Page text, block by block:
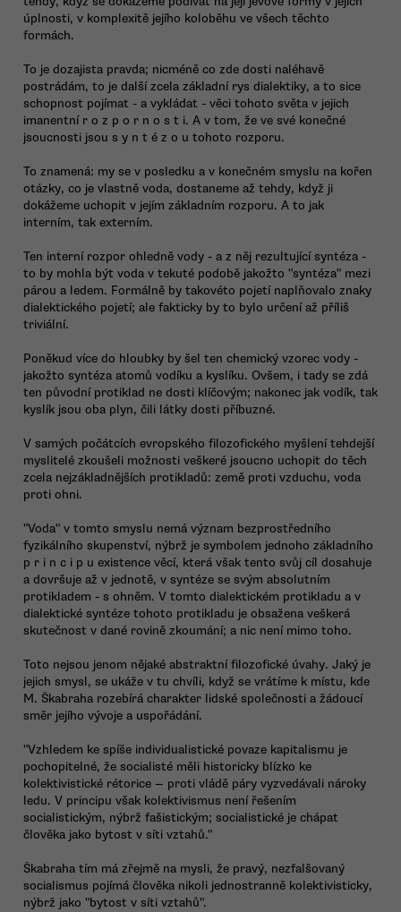
úplnosti, v komplexitě jejího koloběhu ve všech těchto
formách.
To je dozajista pravda; nicméně co zde dosti naléhavě
postrádám, to je další zcela základní rys dialektiky, a to sice
schopnost pojímat - a vykládat - věci tohoto světa v jejich
imanentní r o z p o r n o s t i. A v tom, že ve své konečné
jsoucnosti jsou s y n t é z o u tohoto rozporu.
To znamená: my se v posledku a v konečném smyslu na kořen
otázky, co je vlastně voda, dostaneme až tehdy, když ji
dokážeme uchopit v jejím základním rozporu. A to jak
interním, tak externím.
Ten interní rozpor ohledně vody - a z něj rezultující syntéza -
to by mohla být voda v tekuté podobě jakožto "syntéza" mezi
párou a ledem. Formálně by takovéto pojetí naplňovalo znaky
dialektického pojetí; ale fakticky by to bylo určení až příliš
triviální.
Poněkud více do hloubky by šel ten chemický vzorec vody -
jakožto syntéza atomů vodíku a kyslíku. Ovšem, i tady se zdá
ten původní protiklad ne dosti klíčovým; nakonec jak vodík, tak
kyslík jsou oba plyn, čili látky dosti příbuzné.
V samých počátcích evropského filozofického myšlení tehdejší
myslitelé zkoušeli možnosti veškeré jsoucno uchopit do těch
zcela nejzákladnějších protikladů: země proti vzduchu, voda
proti ohni.
"Voda" v tomto smyslu nemá význam bezprostředního
fyzikálního skupenství, nýbrž je symbolem jednoho základního
p r i n c i p u existence věcí, která však tento svůj cíl dosahuje
a dovršuje až v jednotě, v syntéze se svým absolutním
protikladem - s ohněm. V tomto dialektickém protikladu a v
dialektické syntéze tohoto protikladu je obsažena veškerá
skutečnost v dané rovině zkoumání; a nic není mimo toho.
Toto nejsou jenom nějaké abstraktní filozofické úvahy. Jaký je
jejich smysl, se ukáže v tu chvíli, když se vrátíme k místu, kde
M. Škabraha rozebírá charakter lidské společnosti a žádoucí
směr jejího vývoje a uspořádání.
"Vzhledem ke spíše individualistické povaze kapitalismu je
pochopitelné, že socialisté měli historicky blízko ke
kolektivistické rétorice — proti vládě páry vyzvedávali nároky
ledu. V principu však kolektivismus není řešením
socialistickým, nýbrž fašistickým; socialistické je chápat
člověka jako bytost v síti vztahů."
Škabraha tím má zřejmě na mysli, že pravý, nezfalšovaný
socialismus pojímá člověka nikoli jednostranně kolektivisticky,
nýbrž jako "bytost v síti vztahů".